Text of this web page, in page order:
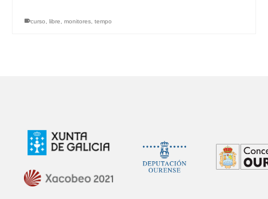
curso libre monitores tempo